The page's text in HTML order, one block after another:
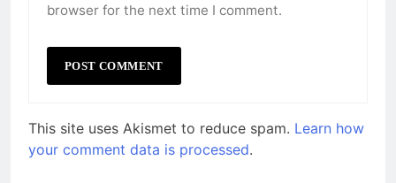
browser for the next time I comment.
This site uses Akismet to reduce spam. Learn how
your comment data is processed.